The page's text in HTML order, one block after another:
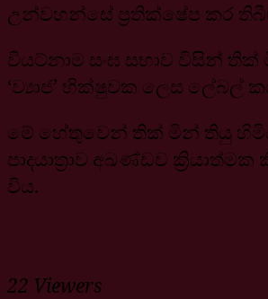
උන්වහන්සේ ප්‍රතික්ෂේප කර
වියට්නාම සංඝ සභාව විසින්
‘ව්‍යාජ’ භික්ෂුවක ලෙස ලේබල්
මේ හේතුවෙන් තික් මින් තියු
පාදයාත්‍රාව අඛණ්ඩව
විය.
22 Viewers